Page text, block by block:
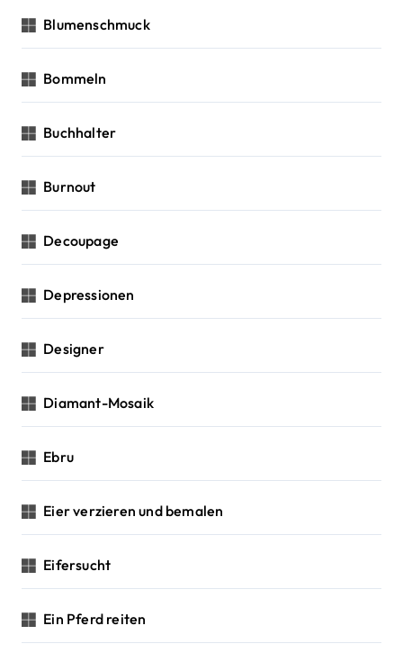
Blumenschmuck
Bommeln
Buchhalter
Burnout
Decoupage
Depressionen
Designer
Diamant-Mosaik
Ebru
Eier verzieren und bemalen
Eifersucht
Ein Pferd reiten